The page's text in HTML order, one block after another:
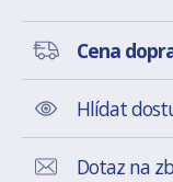
Cena
Hlídat
Dotaz na